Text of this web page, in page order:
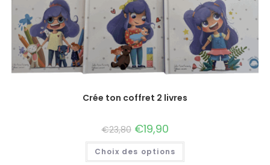
Crée ton coffret 2 livres
€23,80 €19,90
Choix des options